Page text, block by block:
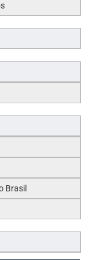
Brasil